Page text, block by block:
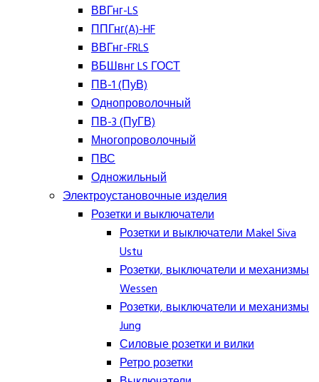
ВВГнг-LS
ППГнг(A)-HF
ВВГнг-FRLS
ВБШвнг LS ГОСТ
ПВ-1 (ПуВ)
Однопроволочный
ПВ-3 (ПуГВ)
Многопроволочный
ПВС
Одножильный
Электроустановочные изделия
Розетки и выключатели
Розетки и выключатели Makel Siva
Ustu
Розетки, выключатели и механизмы
Wessen
Розетки, выключатели и механизмы
Jung
Силовые розетки и вилки
Ретро розетки